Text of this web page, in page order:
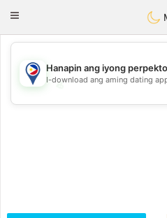
Toggle
💖
Hanapin ang iyong
I-download ang aming dating